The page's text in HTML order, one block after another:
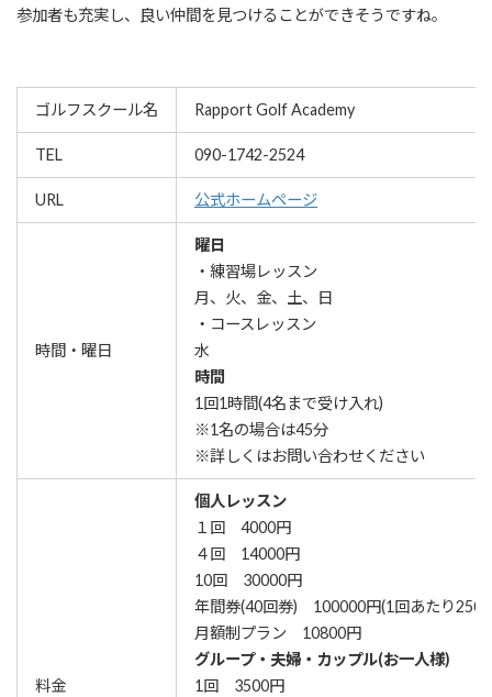
参加者も充実し、良い仲間を見つけることができそうですね。
ゴルフスクール名 Rapport Golf Academy
TEL 090-1742-2524
URL 公式ホームページ
時間・曜日
曜日
・練習場レッスン
月、火、金、土、日
・コースレッスン
水
時間
1回1時間(4名まで受け入れ)
※1名の場合は45分
※詳しくはお問い合わせください
料金
個人レッスン
１回 4000円
４回 14000円
10回 30000円
年間券(40回券) 100000円(1回あたり
月額制プラン 10800円
グループ・夫婦・カップル(お一人様)
1回 3500円